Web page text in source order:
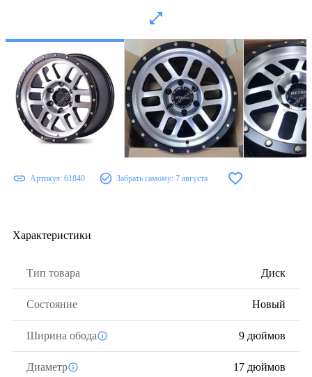
Артикул: 61840 Забрать самому: 7 августа
Характеристики
Тип товара Диск
Состояние Новый
Ширина обода 9 дюймов
Диаметр 17 дюймов